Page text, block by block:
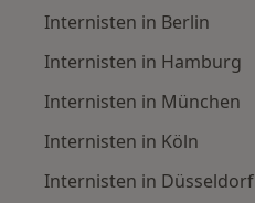
Internisten in Berlin
Internisten in Hamburg
Internisten in München
Internisten in Köln
Internisten in Düsseldorf